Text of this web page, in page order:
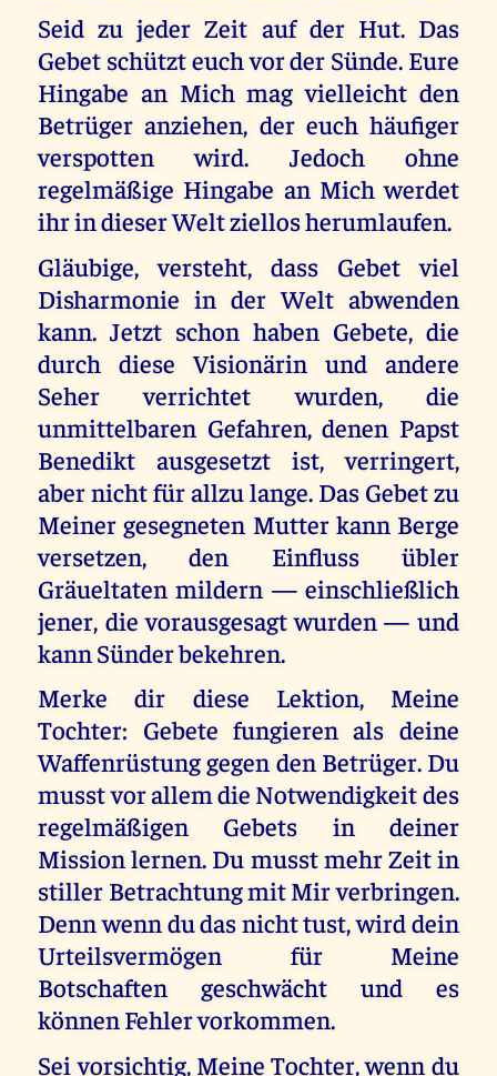
Seid zu jeder Zeit auf der Hut. Das
Gebet schützt euch vor der Sünde. Eure
Hingabe an Mich mag vielleicht den
Betrüger anziehen, der euch häufiger
verspotten wird. Jedoch ohne
regelmäßige Hingabe an Mich werdet
ihr in dieser Welt ziellos herumlaufen.
Gläubige, versteht, dass Gebet viel
Disharmonie in der Welt abwenden
kann. Jetzt schon haben Gebete, die
durch diese Visionärin und andere
Seher verrichtet wurden, die
unmittelbaren Gefahren, denen Papst
Benedikt ausgesetzt ist, verringert,
aber nicht für allzu lange. Das Gebet zu
Meiner gesegneten Mutter kann Berge
versetzen, den Einfluss übler
Gräueltaten mildern — einschließlich
jener, die vorausgesagt wurden — und
kann Sünder bekehren.
Merke dir diese Lektion, Meine
Tochter: Gebete fungieren als deine
Waffenrüstung gegen den Betrüger. Du
musst vor allem die Notwendigkeit des
regelmäßigen Gebets in deiner
Mission lernen. Du musst mehr Zeit in
stiller Betrachtung mit Mir verbringen.
Denn wenn du das nicht tust, wird dein
Urteilsvermögen für Meine
Botschaften geschwächt und es
können Fehler vorkommen.
Sei vorsichtig, Meine Tochter, wenn du